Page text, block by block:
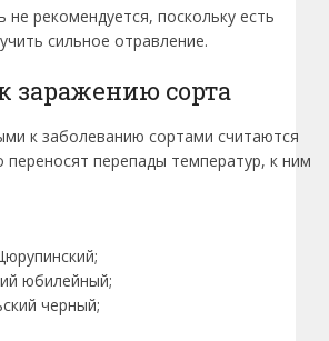
не рекомендуется, поскольку есть
сильное отравление.
заражению сорта
к заболеванию сортами считаются
переносят перепады температур, к ним
юбилейный;
черный;